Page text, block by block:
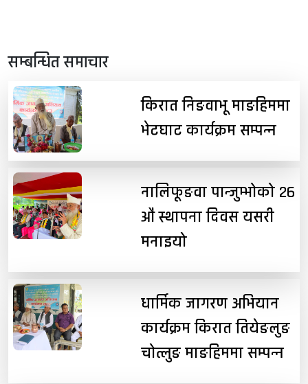
सम्बन्धित समाचार
किरात निङवाभू माङहिममा
भेटघाट कार्यक्रम सम्पन्न
नालिफूङवा पान्जुम्भोको २६
औं स्थापना दिवस यसरी
मनाइयो
धार्मिक जागरण अभियान
कार्यक्रम किरात तियेङलुङ
चोत्लुङ माङहिममा सम्पन्न